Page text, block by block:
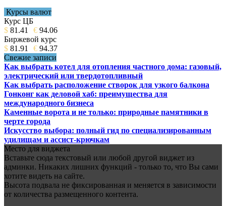
Курсы валют
Курс ЦБ
$ 81.41 € 94.06
Биржевой курс
$ 81.91 € 94.37
Свежие записи
Как выбрать котел для отопления частного дома: газовый,
электрический или твердотопливный
Как выбрать расположение створок для узкого балкона
Гонконг как деловой хаб: преимущества для
международного бизнеса
Каменные ворота и не только: природные памятники в
черте города
Искусство выбора: полный гид по специализированным
удилищам и ассист-крючкам
Место для виджета
Вставьте сюда текстовый или любой другой виджет из
админки. Никаких лишних функций - только то, что Вы сами
хотите видеть на сайте.
Высота подвала не фиксированная и меняется в зависимости
от количества размещенного контента.